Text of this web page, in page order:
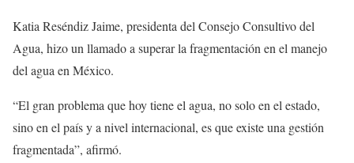
Katia Reséndiz Jaime, presidenta del Consejo Consultivo del
Agua, hizo un llamado a superar la fragmentación en el manejo
del agua en México.
“El gran problema que hoy tiene el agua, no solo en el estado,
sino en el país y a nivel internacional, es que existe una gestión
fragmentada”, afirmó.